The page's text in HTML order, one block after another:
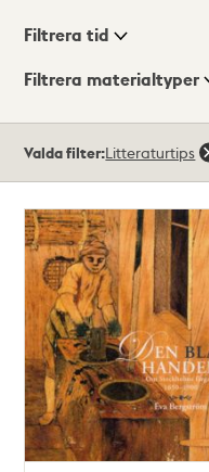
Visningsläge
Filtrera tid
Filtrera materialtyper
träffar
Valda filter:Litteraturtips